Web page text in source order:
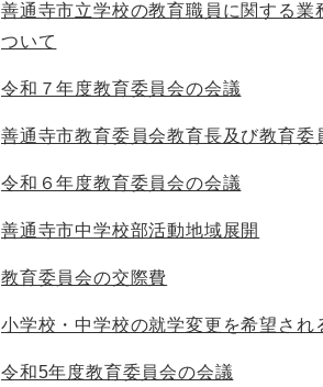
善通寺市立学校の教育職員に関する
ついて
令和７年度教育委員会の会議
善通寺市教育委員会教育長及び教育委
令和６年度教育委員会の会議
善通寺市中学校部活動地域展開
教育委員会の交際費
小学校・中学校の就学変更を希望され
令和5年度教育委員会の会議